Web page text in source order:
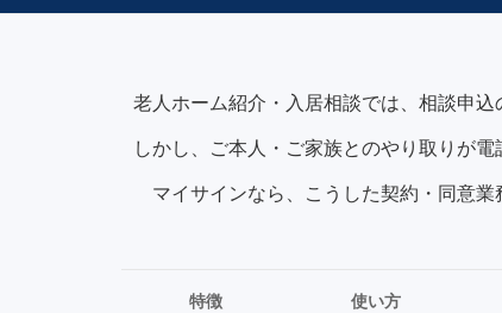
老人ホーム紹介・入居相談では、相談申
しかし、ご本人・ご家族とのやり取りが
マイサインなら、こうした契約・同意
特徴 使い方